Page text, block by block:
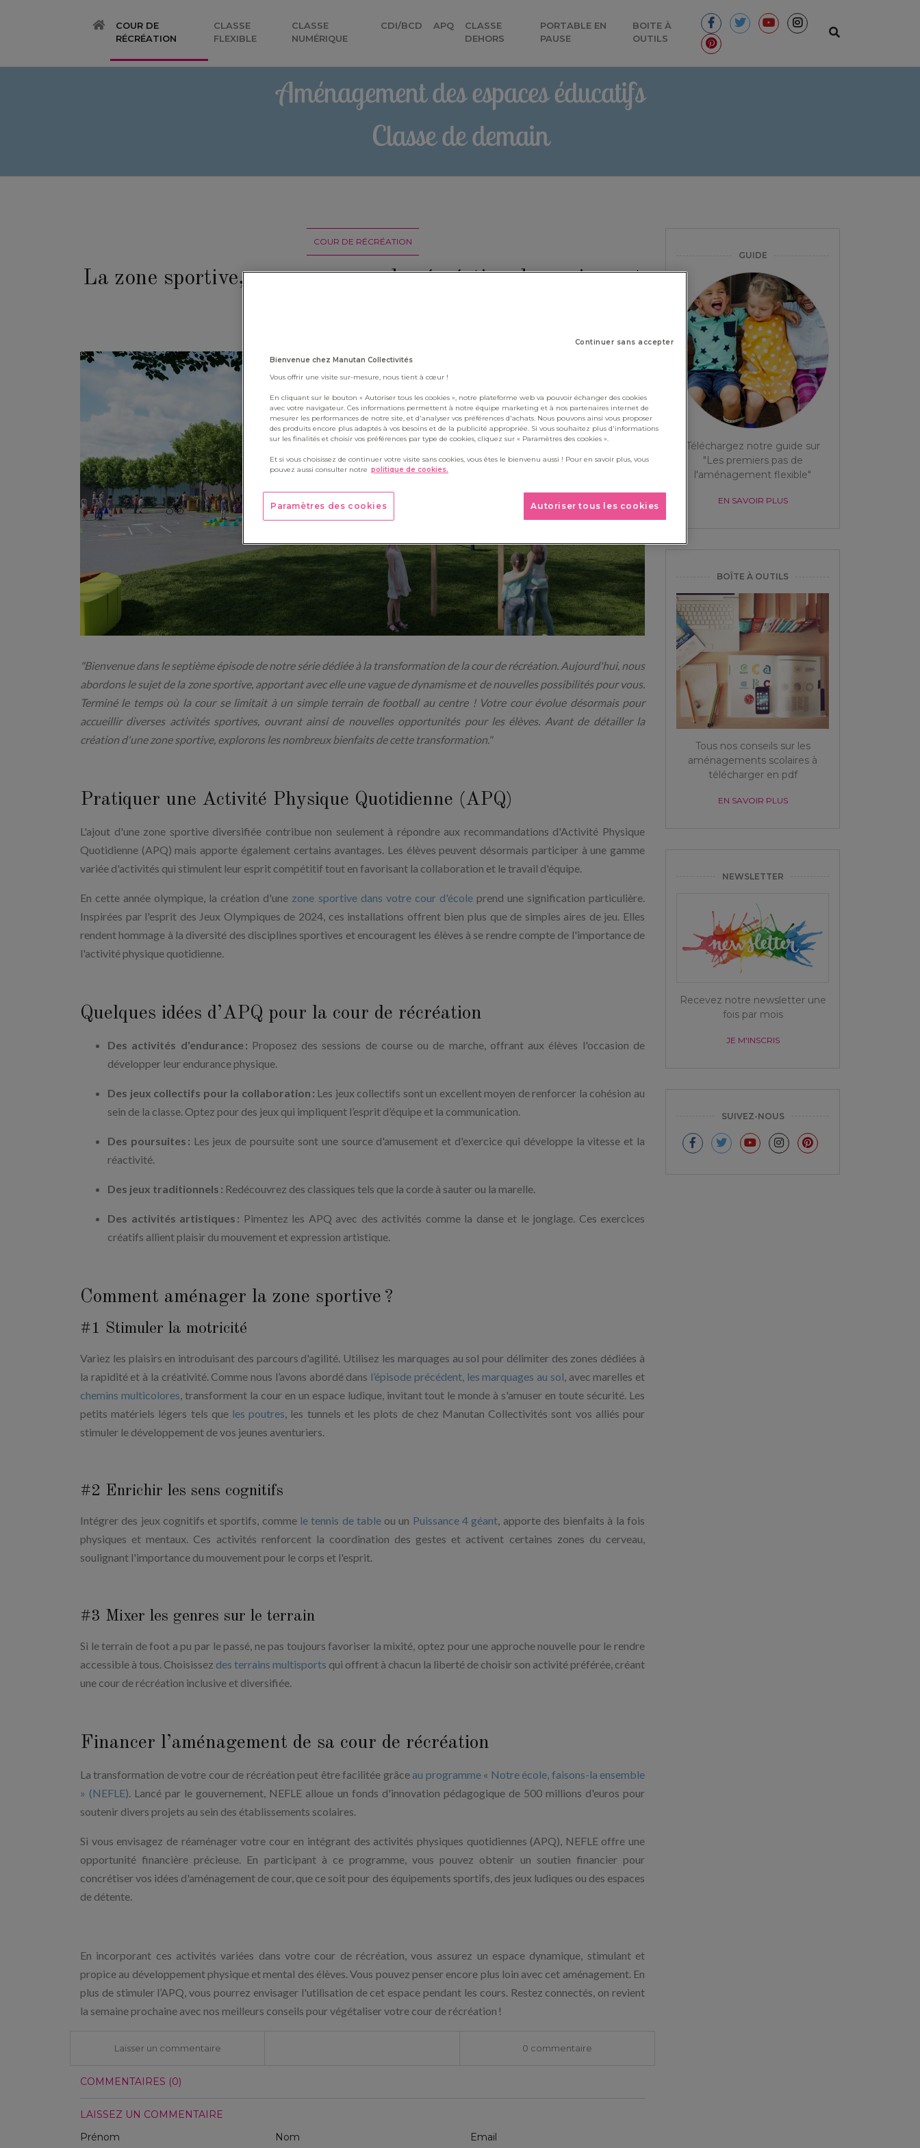
COUR DE
RÉCRÉATION (CURRENT)
CLASSE
FLEXIBLE
CLASSE
NUMÉRIQUE
CDI/BCD APQ
CLASSE
DEHORS
PORTABLE EN
PAUSE
BOITE À
OUTILS
Aménagement des espaces éducatifs
Classe de demain
COUR DE RÉCRÉATION
La zone sportive, pour une cour de récréation dynamique et
"Bienvenue dans le septième épisode de notre série dédiée à la transformation de la cour de récréation. Aujourd'hui, nous
abordons le sujet de la zone sportive, apportant avec elle une vague de dynamisme et de nouvelles possibilités pour vous.
Terminé le temps où la cour se limitait à un simple terrain de football au centre ! Votre cour évolue désormais pour
accueillir diverses activités sportives, ouvrant ainsi de nouvelles opportunités pour les élèves. Avant de détailler la
création d'une zone sportive, explorons les nombreux bienfaits de cette transformation."
Pratiquer une Activité Physique Quotidienne (APQ)
L'ajout d'une zone sportive diversifiée contribue non seulement à répondre aux recommandations d'Activité Physique
Quotidienne (APQ) mais apporte également certains avantages. Les élèves peuvent désormais participer à une gamme
variée d'activités qui stimulent leur esprit compétitif tout en favorisant la collaboration et le travail d'équipe.
En cette année olympique, la création d'une zone sportive dans votre cour d'écoleprend une signification particulière.
Inspirées par l'esprit des Jeux Olympiques de 2024, ces installations offrent bien plus que de simples aires de jeu. Elles
rendent hommage à la diversité des disciplines sportives et encouragent les élèves à se rendre compte de l'importance de
l'activité physique quotidienne.
Quelques idées d’APQ pour la cour de récréation
Des activités d'endurance : Proposez des sessions de course ou de marche, offrant aux élèves l'occasion de
développer leur endurance physique.
Des jeux collectifs pour la collaboration : Les jeux collectifs sont un excellent moyen de renforcer la cohésion au
sein de la classe. Optez pour des jeux qui impliquent l’esprit d’équipe et la communication.
Des poursuites : Les jeux de poursuite sont une source d'amusement et d'exercice qui développe la vitesse et la
réactivité.
Des jeux traditionnels : Redécouvrez des classiques tels que la corde à sauter ou la marelle.
Des activités artistiques : Pimentez les APQ avec des activités comme la danse et le jonglage. Ces exercices
créatifs allient plaisir du mouvement et expression artistique.
Comment aménager la zone sportive ?
#1 Stimuler la motricité
Variez les plaisirs en introduisant des parcours d'agilité. Utilisez les marquages au sol pour délimiter des zones dédiées à
la rapidité et à la créativité. Comme nous l’avons abordé dans l’épisode précédent, les marquages au sol, avec marelles et
chemins multicolores, transforment la cour en un espace ludique, invitant tout le monde à s'amuser en toute sécurité. Les
petits matériels légers tels que les poutres, les tunnels et les plots de chez Manutan Collectivités sont vos alliés pour
stimuler le développement de vos jeunes aventuriers.
#2 Enrichir les sens cognitifs
Intégrer des jeux cognitifs et sportifs, comme le tennis de tableou un Puissance 4 géant, apporte des bienfaits à la fois
physiques et mentaux. Ces activités renforcent la coordination des gestes et activent certaines zones du cerveau,
soulignant l'importance du mouvement pour le corps et l'esprit.
#3 Mixer les genres sur le terrain
Si le terrain de foot a pu par le passé, ne pas toujours favoriser la mixité, optez pour une approche nouvelle pour le rendre
accessible à tous. Choisissez des terrains multisports qui offrent à chacun la liberté de choisir son activité préférée, créant
une cour de récréation inclusive et diversifiée.
Financer l’aménagement de sa cour de récréation
La transformation de votre cour de récréation peut être facilitée grâce au programme « Notre école, faisons-la ensemble
» (NEFLE). Lancé par le gouvernement, NEFLE alloue un fonds d'innovation pédagogique de 500 millions d'euros pour
soutenir divers projets au sein des établissements scolaires.
Si vous envisagez de réaménager votre cour en intégrant des activités physiques quotidiennes (APQ), NEFLE offre une
opportunité financière précieuse. En participant à ce programme, vous pouvez obtenir un soutien financier pour
concrétiser vos idées d'aménagement de cour, que ce soit pour des équipements sportifs, des jeux ludiques ou des espaces
de détente.
En incorporant ces activités variées dans votre cour de récréation, vous assurez un espace dynamique, stimulant et
propice au développement physique et mental des élèves. Vous pouvez penser encore plus loin avec cet aménagement. En
plus de stimuler l’APQ, vous pourrez envisager l'utilisation de cet espace pendant les cours. Restez connectés, on revient
la semaine prochaine avec nos meilleurs conseils pour végétaliser votre cour de récréation !
Laisser un commentaire 0 commentaire
COMMENTAIRES (0)
LAISSEZ UN COMMENTAIRE
Prénom
Nom Email
GUIDE
Téléchargez notre guide sur
"Les premiers pas de
l'aménagement flexible"
EN SAVOIR PLUS
BOÎTE À OUTILS
Tous nos conseils sur les
aménagements scolaires à
télécharger en pdf
EN SAVOIR PLUS
NEWSLETTER
Recevez notre newsletter une
fois par mois
JE M'INSCRIS
SUIVEZ-NOUS
Continuer sans accepter
Bienvenue chez Manutan Collectivités
Vous offrir une visite sur-mesure, nous tient à cœur !
En cliquant sur le bouton « Autoriser tous les cookies », notre plateforme web va pouvoir échanger des cookies
avec votre navigateur. Ces informations permettent à notre équipe marketing et à nos partenaires internet de
mesurer les performances de notre site, et d'analyser vos préférences d'achats. Nous pouvons ainsi vous proposer
des produits encore plus adaptés à vos besoins et de la publicité appropriée. Si vous souhaitez plus d'informations
sur les finalités et choisir vos préférences par type de cookies, cliquez sur « Paramètres des cookies ».
Et si vous choisissez de continuer votre visite sans cookies, vous êtes le bienvenu aussi ! Pour en savoir plus, vous
pouvez aussi consulter notre politique de cookies.
Autoriser tous les cookies
Paramètres des cookies